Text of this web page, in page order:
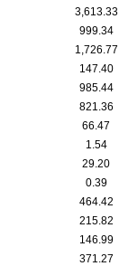
3,613.33
999.34
1,726.77
147.40
985.44
821.36
66.47
1.54
29.20
0.39
464.42
215.82
146.99
371.27